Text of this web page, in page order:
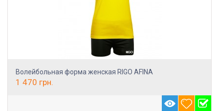
Волейбольная форма женская RIGO AFINA
1 470 грн.